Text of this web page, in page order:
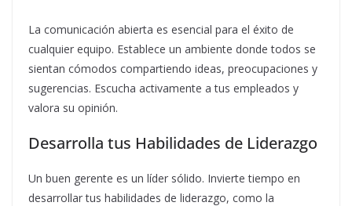
La comunicación abierta es esencial para el éxito de
cualquier equipo. Establece un ambiente donde todos se
sientan cómodos compartiendo ideas, preocupaciones y
sugerencias. Escucha activamente a tus empleados y
valora su opinión.
Desarrolla tus Habilidades de Liderazgo
Un buen gerente es un líder sólido. Invierte tiempo en
desarrollar tus habilidades de liderazgo, como la